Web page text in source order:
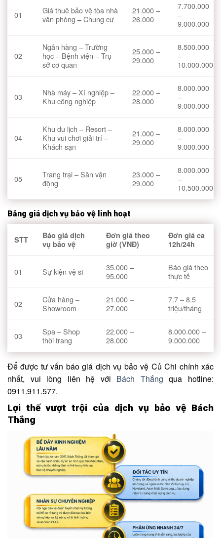
01
Giá thuê bảo vệ tòa nhà
văn phòng – Chung cư
21.000 –
26.000
7.700.000
–
9.000.000
02
Ngân hàng – Trường
học – Bệnh viện – Trụ
sở cơ quan
25.000 –
29.000
8.500.000
–
10.000.000
03
Nhà máy – Xí nghiệp –
Khu công nghiệp
22.000 –
28.000
8.000.000
–
9.000.000
04
Khu du lịch – Resort –
Khu vui chơi giải trí –
Khách sạn
21.000 –
29.000
8.000.000
–
9.000.000
05
Trang trại – Sân vận
động
23.000 –
29.000
8.000.000
–
10.500.000
Bảng giá dịch vụ bảo vệ linh hoạt
STT
Báo giá dịch
vụ bảo vệ
Đơn giá theo
giờ (VNĐ)
Đơn giá ca
12h/24h
01 Sự kiện vệ sĩ
35.000 –
95.000
Báo giá theo
thực tế
02
Cửa hàng –
Showroom
21.000 –
27.000
7.7 – 8.5
triệu/tháng
03
Spa – Shop
thời trang
22.000 –
28.000
8.000.000 –
9.000.000
Để được tư vấn báo giá dịch vụ bảo vệ Củ Chi chính xác
nhất, vui lòng liên hệ với Bách Thắng qua hotline:
0911.911.577.
Lợi thế vượt trội của dịch vụ bảo vệ Bách
Thắng